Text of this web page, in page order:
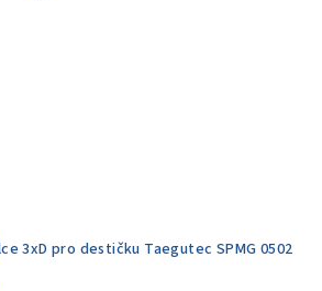
3xD pro destičku Taegutec SPMG 0502